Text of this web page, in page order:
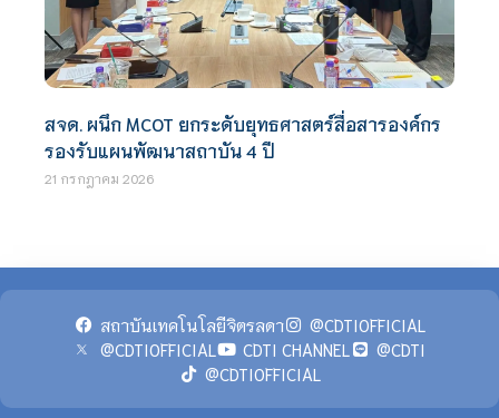
สจด. ผนึก MCOT ยกระดับยุทธศาสตร์สื่อสารองค์กร
รองรับแผนพัฒนาสถาบัน 4 ปี
21 กรกฎาคม 2026
สถาบันเทคโนโลยีจิตรลดา
@CDTIOFFICIAL
@CDTIOFFICIAL
CDTI CHANNEL
@CDTI
@CDTIOFFICIAL